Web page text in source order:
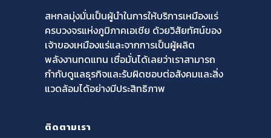
สหกลมุ่งมั่นเป็นผู้นำในการให้บริการเหมืองแร่
ครบวงจรแห่งภูมิภาคเอเชีย ด้วยวิสัยทัศน์ของ
เจ้าของเหมืองแร่และจากการเป็นผู้ผลิต
พลังงานทดแทน เชื่อมั่นได้เลยว่าเราสามารถ
กำกับดูแลธุรกิจและรับผิดชอบต่อสังคมและสิ่ง
แวดล้อมได้อย่างมีประสิทธิภาพ
ติดตามเรา